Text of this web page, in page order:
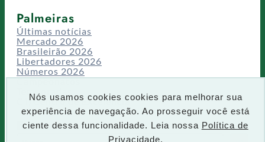
Nós usamos cookies cookies para melhorar sua
experiência de navegação. Ao prosseguir você está
ciente dessa funcionalidade. Leia nossa Política de
Privacidade.
Palmeiras
Últimas notícias
Mercado 2026
Brasileirão 2026
Libertadores 2026
Números 2026
Campeonatos
Temporadas
CT/Centro de Excelência
Busca
P